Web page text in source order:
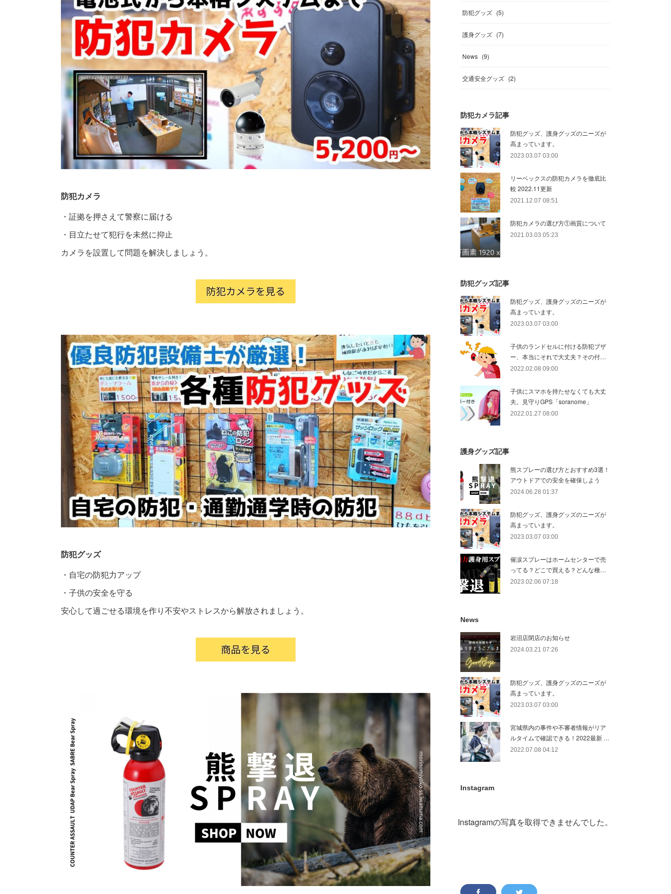
防犯カメラ
・証拠を押さえて警察に届ける
・目立たせて犯行を未然に抑止
カメラを設置して問題を解決しましょう。
防犯グッズ
・自宅の防犯力アップ
・子供の安全を守る
安心して過ごせる環境を作り不安やストレスから解放されましょう。
防犯グッズ (5)
護身グッズ (7)
News (9)
交通安全グッズ (2)
防犯カメラ記事
防犯グッズ、護身グッズのニーズが
高まっています。
2023.03.07 03:00
リーベックスの防犯カメラを徹底比
較 2022.11更新
2021.12.07 08:51
防犯カメラの選び方①画質について
2021.03.03 05:23
防犯グッズ記事
防犯グッズ、護身グッズのニーズが
高まっています。
2023.03.07 03:00
子供のランドセルに付ける防犯ブザ
ー、本当にそれで大丈夫？その付…
2022.02.08 09:00
子供にスマホを持たせなくても大丈
夫。見守りGPS「soranome」
2022.01.27 08:00
護身グッズ記事
熊スプレーの選び方とおすすめ3選！
アウトドアでの安全を確保しよう
2024.06.28 01:37
防犯グッズ、護身グッズのニーズが
高まっています。
2023.03.07 03:00
催涙スプレーはホームセンターで売
ってる？どこで買える？どんな種…
2023.02.06 07:18
News
岩沼店閉店のお知らせ
2024.03.21 07:26
防犯グッズ、護身グッズのニーズが
高まっています。
2023.03.07 03:00
宮城県内の事件や不審者情報がリア
ルタイムで確認できる！2022最新 …
2022.07.08 04:12
Instagram
Instagramの写真を取得できませんでした。